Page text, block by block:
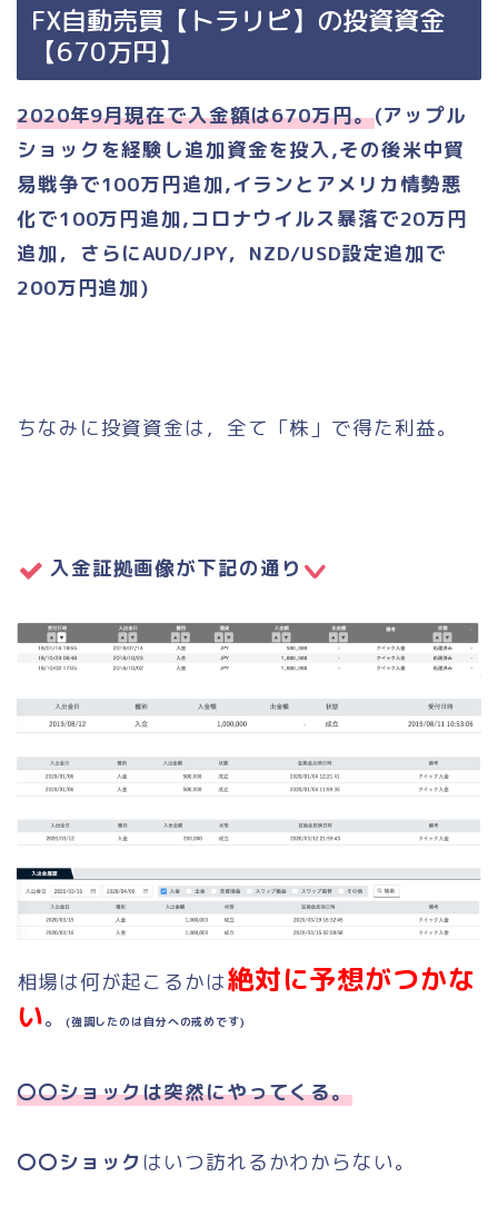
FX自動売買【トラリピ】の投資資金
【670万円】
2020年9月現在で入金額は670万円。(アップル
ショックを経験し追加資金を投入,その後米中貿
易戦争で100万円追加,イランとアメリカ情勢悪
化で100万円追加,コロナウイルス暴落で20万円
追加，さらにAUD/JPY，NZD/USD設定追加で
200万円追加)
ちなみに投資資金は，全て「株」で得た利益。
入金証拠画像が下記の通り
相場は何が起こるかは絶対に予想がつかな
い。 (強調したのは自分への戒めです)
〇〇ショックは突然にやってくる。
〇〇ショック はいつ訪れるかわからない。